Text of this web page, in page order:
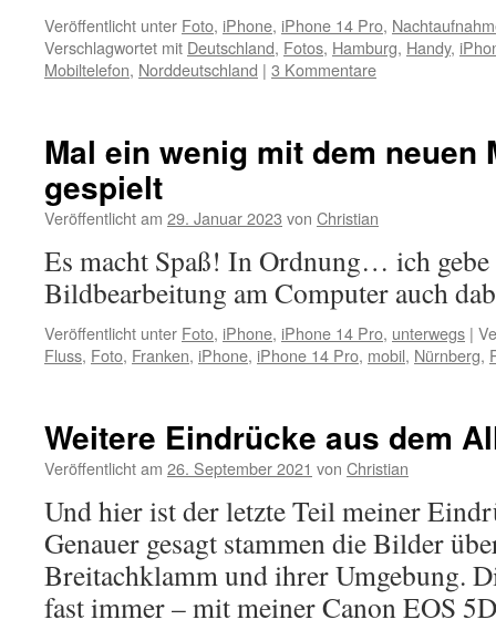
Veröffentlicht unter Foto, iPhone, iPhone 14 Pro,
Verschlagwortet mit Deutschland, Fotos, Hamburg, Handy,
Mobiltelefon, Norddeutschland | 3 Kommentare
Mal ein wenig mit dem neuen
gespielt
Veröffentlicht am 29. Januar 2023 von Christian
Es macht Spaß! In Ordnung… ich gebe
Bildbearbeitung am Computer auch
Veröffentlicht unter Foto, iPhone, iPhone 14 Pro, unterwegs |
Fluss, Foto, Franken, iPhone, iPhone 14 Pro, mobil, Nürnberg,
Weitere Eindrücke aus dem
Veröffentlicht am 26. September 2021 von Christian
Und hier ist der letzte Teil meiner
Genauer gesagt stammen die Bilder
Breitachklamm und ihrer Umgebung.
fast immer – mit meiner Canon EOS